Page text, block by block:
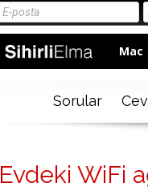
Mac
Sorular
Evdeki WiFi